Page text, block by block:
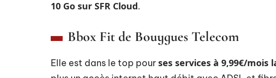
10 Go sur SFR Cloud.
Bbox Fit de Bouygues Telecom
Elle est dans le top pourses services à 9,99€/